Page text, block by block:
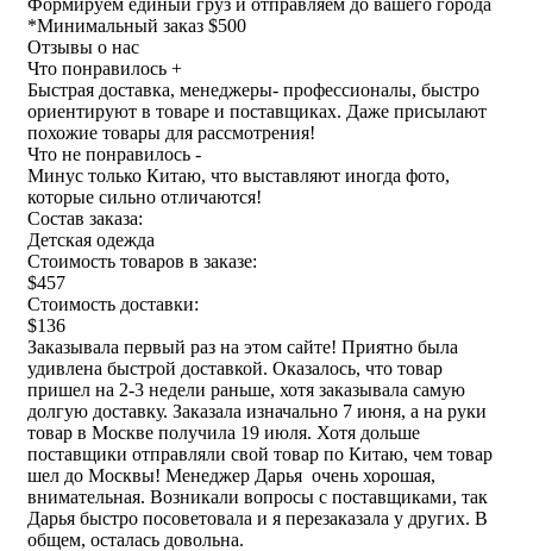
*Минимальный заказ $500
Отзывы о нас
Что понравилось +
Быстрая доставка, менеджеры- профессионалы, быстро
ориентируют в товаре и поставщиках. Даже присылают
похожие товары для рассмотрения!
Что не понравилось -
Минус только Китаю, что выставляют иногда фото,
которые сильно отличаются!
Состав заказа:
Детская одежда
Стоимость товаров в заказе:
$457
Стоимость доставки:
$136
Заказывала первый раз на этом сайте! Приятно была
удивлена быстрой доставкой. Оказалось, что товар
пришел на 2-3 недели раньше, хотя заказывала самую
долгую доставку. Заказала изначально 7 июня, а на руки
товар в Москве получила 19 июля. Хотя дольше
поставщики отправляли свой товар по Китаю, чем товар
шел до Москвы! Менеджер Дарья очень хорошая,
внимательная. Возникали вопросы с поставщиками, так
Дарья быстро посоветовала и я перезаказала у других. В
общем, осталась довольна.